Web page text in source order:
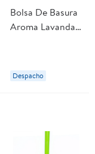
Bolsa De Basura
Aroma Lavanda
Virutex
Despacho